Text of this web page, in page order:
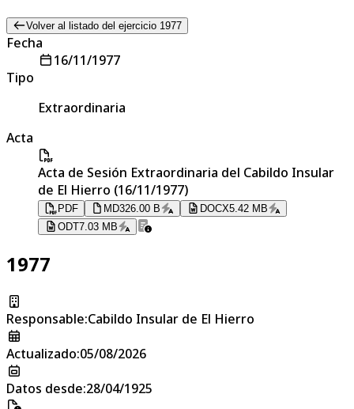
Volver al listado del ejercicio 1977
Fecha
16/11/1977
Tipo
Extraordinaria
Acta
Acta de Sesión Extraordinaria del Cabildo Insular
de El Hierro (16/11/1977)
PDF MD326.00 B DOCX5.42 MB
ODT7.03 MB
1977
Responsable:Cabildo Insular de El Hierro
Actualizado:05/08/2026
Datos desde:28/04/1925